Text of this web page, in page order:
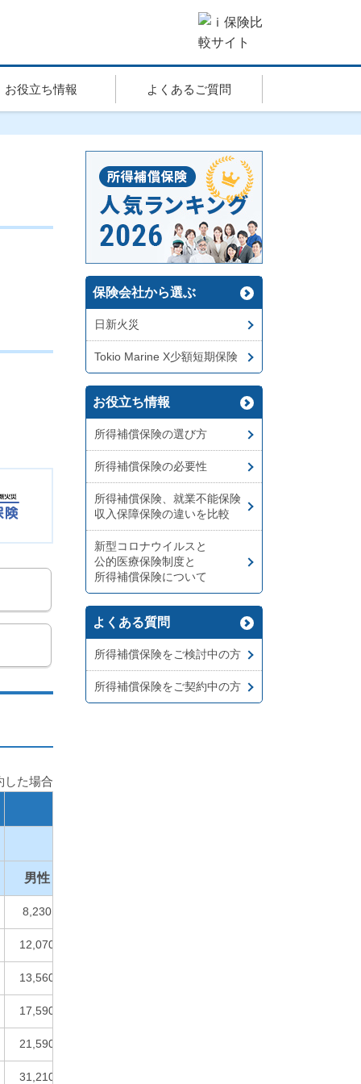
お役立ち情報 よくあるご質問
した場合
男性
8,230
12,070
13,560
17,590
21,590
31,210
保険会社から選ぶ
日新火災
Tokio Marine X少額短期保険
お役立ち情報
所得補償保険の選び方
所得補償保険の必要性
所得補償保険、就業不能保険
収入保障保険の違いを比較
新型コロナウイルスと
公的医療保険制度と
所得補償保険について
よくある質問
所得補償保険をご検討中の方
所得補償保険をご契約中の方